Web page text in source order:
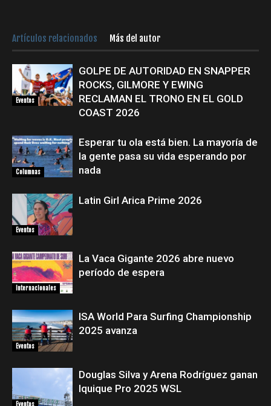
Artículos relacionados Más del autor
Eventos
GOLPE DE AUTORIDAD EN SNAPPER
ROCKS, GILMORE Y EWING
RECLAMAN EL TRONO EN EL GOLD
COAST 2026
Columnas
Esperar tu ola está bien. La mayoría de
la gente pasa su vida esperando por
nada
Eventos
Latin Girl Arica Prime 2026
Internacionales
La Vaca Gigante 2026 abre nuevo
período de espera
Eventos
ISA World Para Surfing Championship
2025 avanza
Eventos
Douglas Silva y Arena Rodríguez ganan
Iquique Pro 2025 WSL